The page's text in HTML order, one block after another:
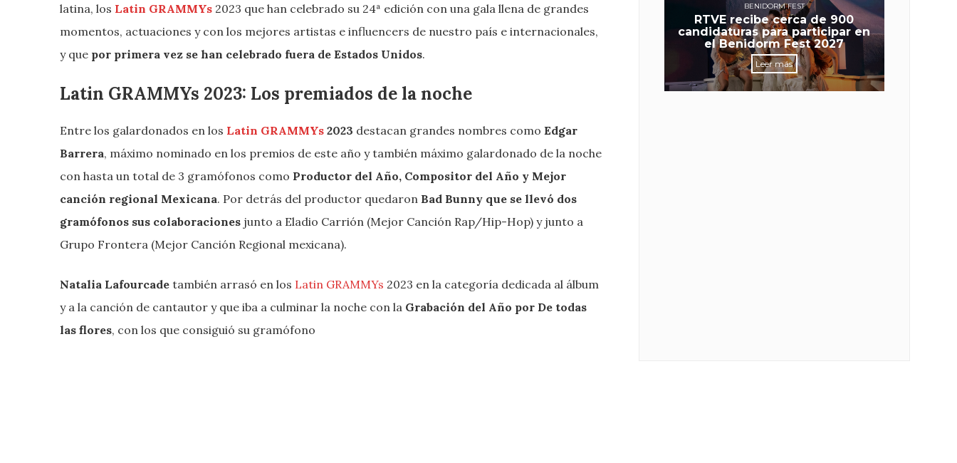
latina, los Latin GRAMMYs 2023 que han celebrado su 24ª edición con una gala llena de grandes
momentos, actuaciones y con los mejores artistas e influencers de nuestro país e internacionales,
y que por primera vez se han celebrado fuera de Estados Unidos.
Latin GRAMMYs 2023: Los premiados de la noche
Entre los galardonados en los Latin GRAMMYs 2023 destacan grandes nombres como Edgar
Barrera, máximo nominado en los premios de este año y también máximo galardonado de la noche
con hasta un total de 3 gramófonos como Productor del Año, Compositor del Año y Mejor
canción regional Mexicana. Por detrás del productor quedaron Bad Bunny que se llevó dos
gramófonos sus colaboraciones junto a Eladio Carrión (Mejor Canción Rap/Hip-Hop) y junto a
Grupo Frontera (Mejor Canción Regional mexicana).
Natalia Lafourcade también arrasó en los Latin GRAMMYs 2023 en la categoría dedicada al álbum
y a la canción de cantautor y que iba a culminar la noche con la Grabación del Año por De todas
las flores, con los que consiguió su gramófono
BENIDORM FEST
RTVE recibe cerca de 900
candidaturas para participar en
el Benidorm Fest 2027
Leer más